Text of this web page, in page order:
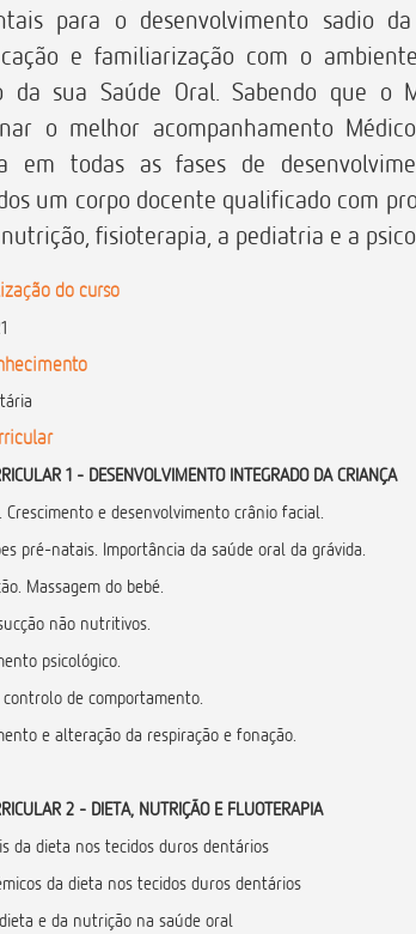
para o desenvolvimento sadio
e familiarização com o
da sua Saúde Oral. Sabendo que o
o melhor acompanhamento
em todas as fases de
um corpo docente qualificado com
fisioterapia, a pediatria e a
do curso
1 - DESENVOLVIMENTO INTEGRADO DA CRIANÇA
Crescimento e desenvolvimento crânio facial.
pré-natais. Importância da saúde oral da grávida.
Massagem do bebé.
não nutritivos.
psicológico.
de comportamento.
e alteração da respiração e fonação.
2 - DIETA, NUTRIÇÃO E FLUOTERAPIA
da dieta nos tecidos duros dentários
da dieta nos tecidos duros dentários
e da nutrição na saúde oral